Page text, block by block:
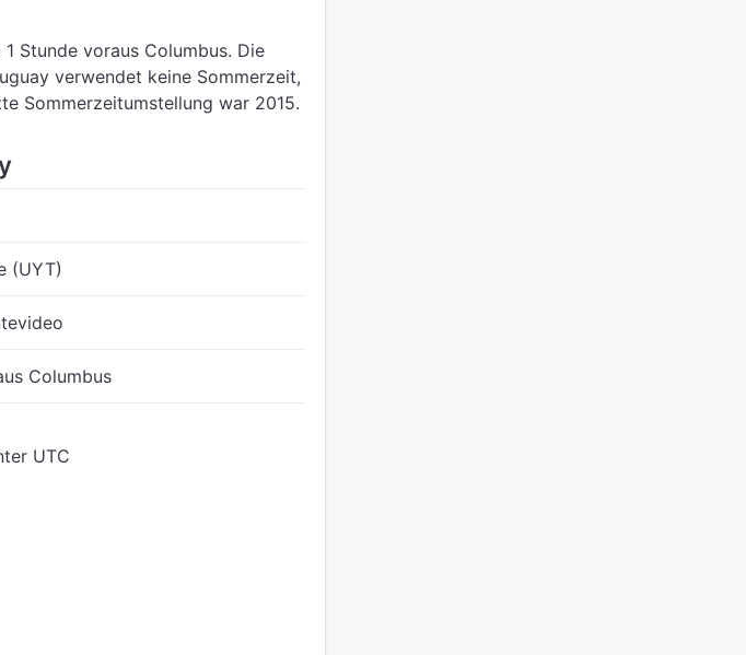
1 Stunde voraus Columbus. Die
verwendet keine Sommerzeit,
Sommerzeitumstellung war 2015.
(UYT)
Columbus
UTC